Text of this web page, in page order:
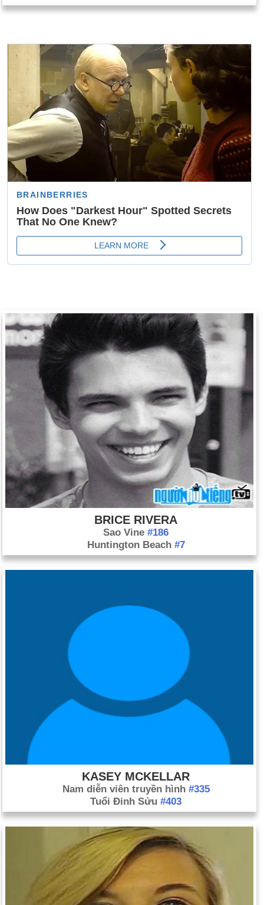
BRICE RIVERA
Sao Vine #186
Huntington Beach #7
KASEY MCKELLAR
Nam diễn viên truyền hình #335
Tuổi Đinh Sửu #403